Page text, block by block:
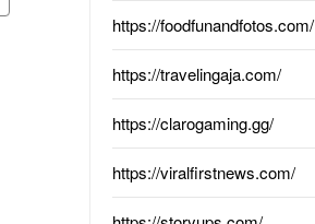
https://foodfunandfotos.com/
https://travelingaja.com/
https://clarogaming.gg/
https://viralfirstnews.com/